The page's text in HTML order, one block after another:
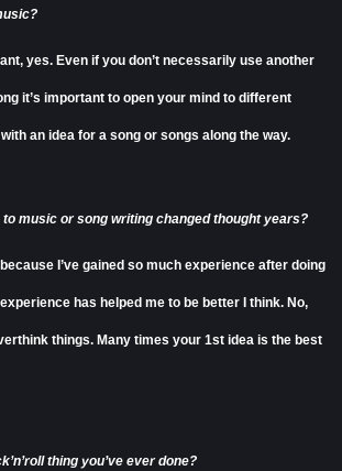
yes. Even if you don’t necessarily use another
it’s important to open your mind to different
an idea for a song or songs along the way.
music or song writing changed thought years?
because I’ve gained so much experience after doing
has helped me to be better I think. No,
things. Many times your 1st idea is the best
thing you’ve ever done?